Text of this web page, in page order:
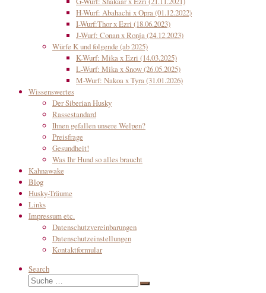
H-Wurf: Abahachi x Opra (01.12.2022)
I-Wurf:Thor x Ezri (18.06.2023)
J-Wurf: Conan x Ronja (24.12.2023)
Würfe K und folgende (ab 2025)
K-Wurf: Mika x Ezri (14.03.2025)
L-Wurf: Mika x Snow (26.05.2025)
M-Wurf: Nakoa x Tyra (31.01.2026)
Wissenswertes
Der Siberian Husky
Rassestandard
Ihnen gefallen unsere Welpen?
Preisfrage
Gesundheit!
Was Ihr Hund so alles braucht
Kahnawake
Blog
Husky-Träume
Links
Impressum etc.
Datenschutzvereinbarungen
Datenschutzeinstellungen
Kontaktformular
Search
Suche
Suche